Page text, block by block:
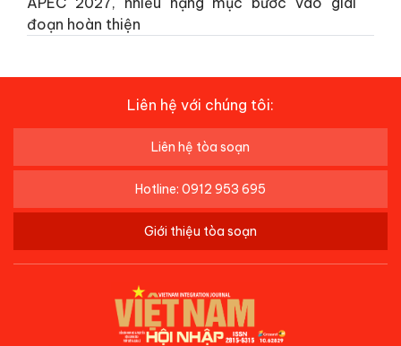
đoạn hoàn thiện
Liên hệ với chúng tôi:
Liên hệ tòa soạn
Hotline: 0912 953 695
Giới thiệu tòa soạn